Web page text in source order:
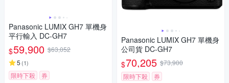
Panasonic LUMIX GH7 單機身
平行輸入 DC-GH7
$59,900 $63,052
5 (1)
限時下殺 券
Panasonic LUMIX GH7 單機身
公司貨 DC-GH7
$70,205 $73,900
限時下殺
券